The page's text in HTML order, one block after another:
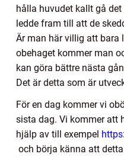
hålla huvudet kallt gå
ledde fram till att de
Är man här villig att bara
obehaget kommer man
kan göra bättre nästa
Det är detta som är
För en dag kommer vi
sista dag. Vi kommer att
hjälp av till exempel
och börja känna att